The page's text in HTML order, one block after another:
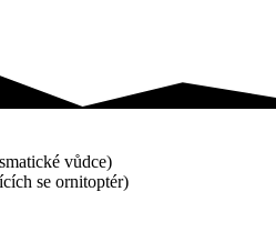
vůdce)
se ornitoptér)